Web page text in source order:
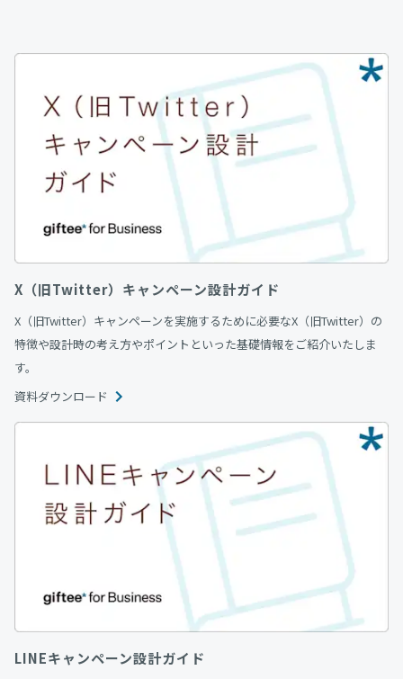
X（旧Twitter）キャンペーン設計ガイド
X（旧Twitter）キャンペーンを実施するために必要なX（旧Twitter）の
特徴や設計時の考え方やポイントといった基礎情報をご紹介いたしま
す。
資料ダウンロード
LINEキャンペーン設計ガイド